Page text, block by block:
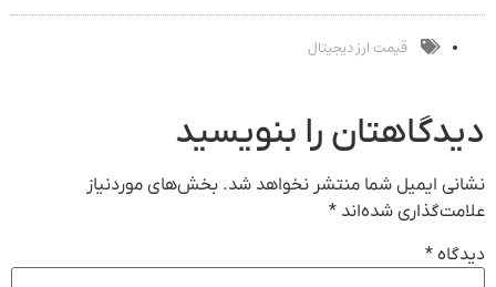
دیجیتال
بفروش*فقط
خریدار واقعی*
یک تماس
قیمت ارز دیجیتال
دیدگاهتان را بنویسید
نشانی ایمیل شما منتشر نخواهد شد. بخش‌های موردنیاز
علامت‌گذاری شده‌اند *
دیدگاه *